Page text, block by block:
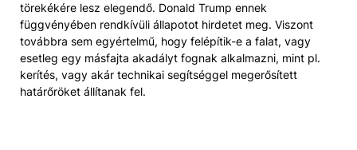
törekékére lesz elegendő. Donald Trump ennek
függvényében rendkívüli állapotot hirdetet meg. Viszont
továbbra sem egyértelmű, hogy felépítik-e a falat, vagy
esetleg egy másfajta akadályt fognak alkalmazni, mint pl.
kerítés, vagy akár technikai segítséggel megerősített
határőröket állítanak fel.